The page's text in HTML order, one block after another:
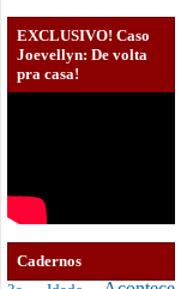
EXCLUSIVO! Caso
Joevellyn: De volta
pra casa!
Cadernos